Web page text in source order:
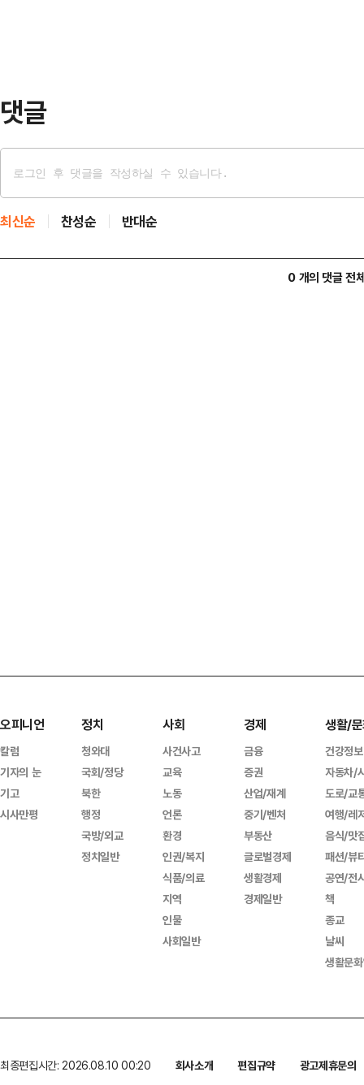
댓글
최신순 찬성순 반대순
0 개의 댓글 전
오피니언
칼럼
기자의 눈
기고
시사만평
정치
청와대
국회/정당
북한
행정
국방/외교
정치일반
사회
사건사고
교육
노동
언론
환경
인권/복지
식품/의료
지역
인물
사회일반
경제
금융
증권
산업/재계
중기/벤처
부동산
글로벌경제
생활경제
경제일반
생활/
건강정보
자동차/
도로/교
여행/레
음식/맛
패션/뷰
공연/전
책
종교
날씨
생활문
최종편집시간: 2026.08.10 00:20 회사소개 편집규약
광고제휴문의